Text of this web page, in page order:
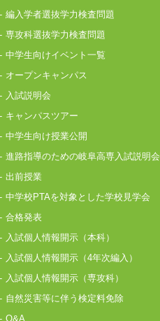
編入学者選抜学力検査問題
専攻科選抜学力検査問題
中学生向けイベント一覧
オープンキャンパス
入試説明会
キャンパスツアー
中学生向け授業公開
進路指導のための岐阜高専入試説明会
出前授業
中学校PTAを対象とした学校見学会
合格発表
入試個人情報開示（本科）
入試個人情報開示（4年次編入）
入試個人情報開示（専攻科）
自然災害等に伴う検定料免除
Q&A